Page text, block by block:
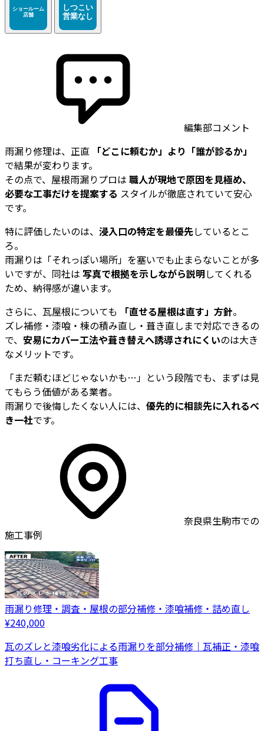
編集部コメント
雨漏り修理は、正直
「どこに頼むか」より「誰が診るか」
で結果が変わります。
その点で、屋根雨漏りプロは 職人が現地で原因を見極め、
必要な工事だけを提案する スタイルが徹底されていて安心
です。
特に評価したいのは、 浸入口の特定を最優先しているとこ
ろ。
雨漏りは「それっぽい場所」を塞いでも止まらないことが多
いですが、同社は 写真で根拠を示しながら説明してくれる
ため、納得感が違います。
さらに、瓦屋根についても
「直せる屋根は直す」方針。
ズレ補修・漆喰・棟の積み直し・葺き直しまで対応できるの
で、 安易にカバー工法や葺き替えへ誘導されにくいのは大き
なメリットです。
「まだ頼むほどじゃないかも…」という段階でも、まずは見
てもらう価値がある業者。
雨漏りで後悔したくない人には、 優先的に相談先に入れるべ
き一社です。
奈良県生駒市での
施工事例
雨漏り修理・調査・屋根の部分補修・漆喰補修・詰め直し
¥240,000
瓦のズレと漆喰劣化による雨漏りを部分補修｜瓦補正・漆喰
打ち直し・コーキング工事